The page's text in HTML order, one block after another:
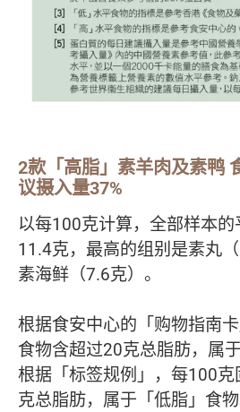
2款「高脂」素羊肉及素鸭
议摄入量37%
以每100克计算，全部样本
11.4克，最高的组别是素丸
素海鲜（7.6克）。
根据食安中心的「购物指南
食物含超过20克总脂肪，属
根据「标签规例」，每100
克总脂肪，属于「低脂」食物